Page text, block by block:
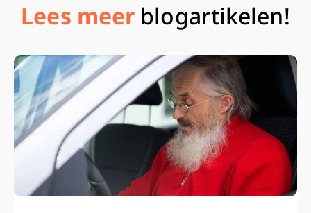
Lees meer blogartikelen!